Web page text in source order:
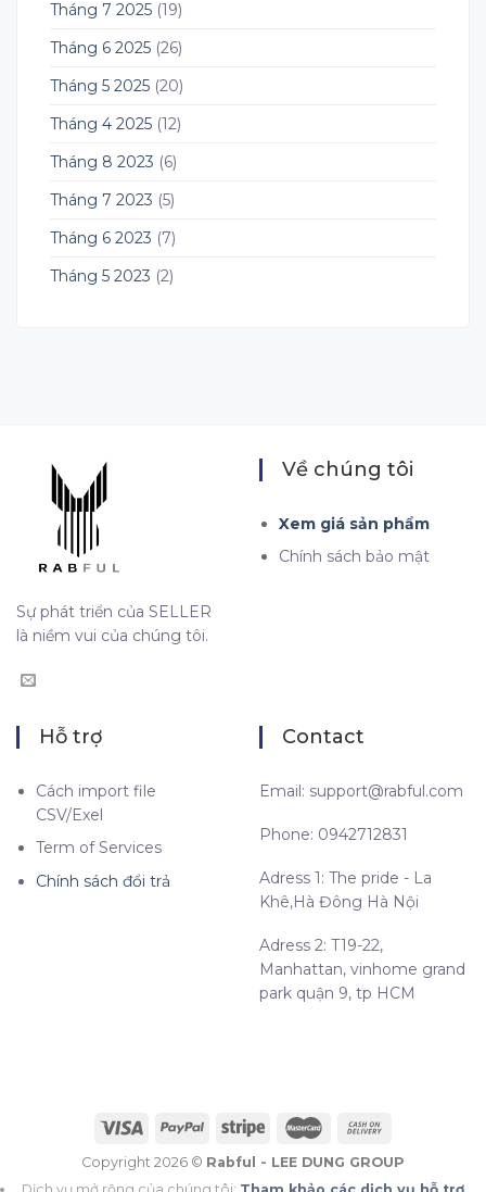
Tháng 7 2025 (19)
Tháng 6 2025 (26)
Tháng 5 2025 (20)
Tháng 4 2025 (12)
Tháng 8 2023 (6)
Tháng 7 2023 (5)
Tháng 6 2023 (7)
Tháng 5 2023 (2)
Sự phát triển của SELLER
là niềm vui của chúng tôi.
Về chúng tôi
Xem giá sản phẩm
Chính sách bảo mật
Hỗ trợ
Cách import file
CSV/Exel
Term of Services
Chính sách đổi trả
Contact
Email: support@rabful.com
Phone: 0942712831
Adress 1: The pride - La
Khê,Hà Đông Hà Nội
Adress 2: T19-22,
Manhattan, vinhome grand
park quận 9, tp HCM
Copyright 2026 © Rabful - LEE DUNG GROUP